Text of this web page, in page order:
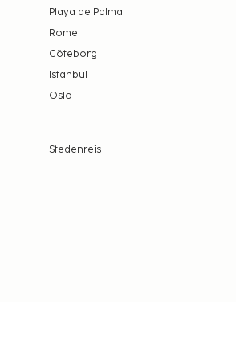
Playa de Palma
Rome
Göteborg
Istanbul
Oslo
Stedenreis